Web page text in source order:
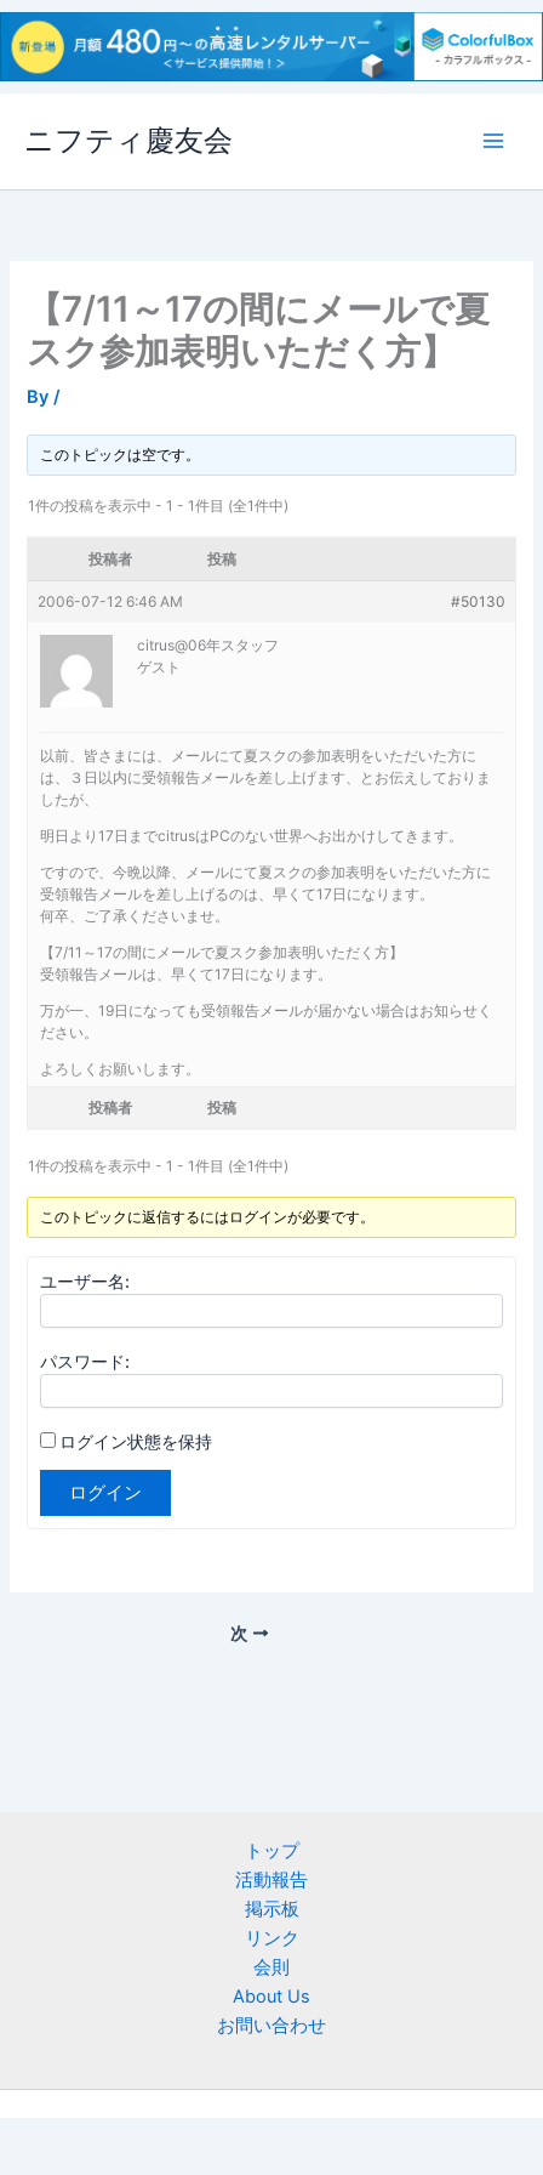
ス
ニフティ慶友会
【7/11～17の間にメールで夏
スク参加表明いただく方】
By/
このトピックは空です。
1件の投稿を表示中 - 1 - 1件目 (全1件中)
投稿者 投稿
2006-07-12 6:46 AM #50130
citrus@06年スタッフ
ゲスト
以前、皆さまには、メールにて夏スクの参加表明をいただいた方に
は、３日以内に受領報告メールを差し上げます、とお伝えしておりま
したが、
明日より17日までcitrusはPCのない世界へお出かけしてきます。
ですので、今晩以降、メールにて夏スクの参加表明をいただいた方に
受領報告メールを差し上げるのは、早くて17日になります。
何卒、ご了承くださいませ。
【7/11～17の間にメールで夏スク参加表明いただく方】
受領報告メールは、早くて17日になります。
万が一、19日になっても受領報告メールが届かない場合はお知らせく
ださい。
よろしくお願いします。
投稿者 投稿
1件の投稿を表示中 - 1 - 1件目 (全1件中)
このトピックに返信するにはログインが必要です。
ユーザー名:
パスワード:
ログイン状態を保持
ログイン
次
トップ
活動報告
掲示板
リンク
会則
About Us
お問い合わせ